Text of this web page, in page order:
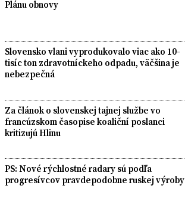
Plánu obnovy
Slovensko vlani vyprodukovalo viac ako 10-
tisíc ton zdravotníckeho odpadu, väčšina je
nebezpečná
Za článok o slovenskej tajnej službe vo
francúzskom časopise koaliční poslanci
kritizujú Hlinu
PS: Nové rýchlostné radary sú podľa
progresívcov pravdepodobne ruskej výroby